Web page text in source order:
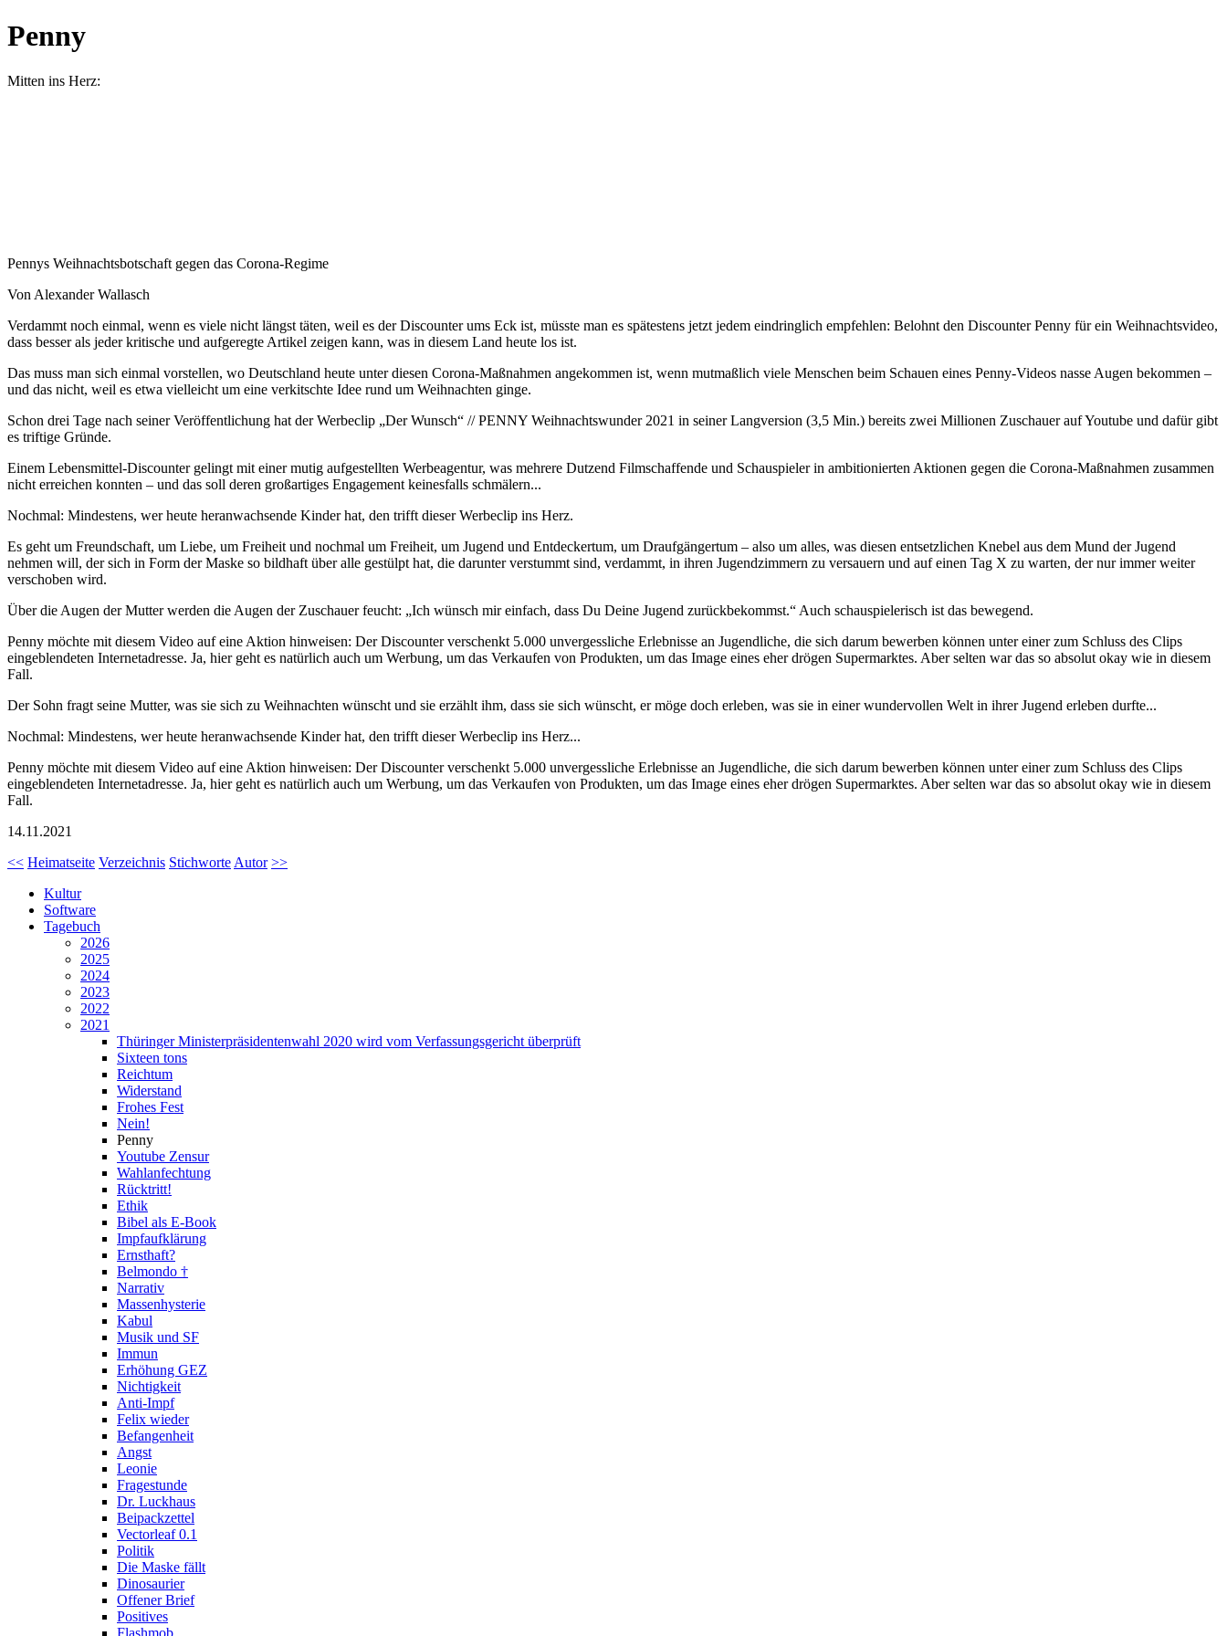
Penny
Mitten ins Herz:
Pennys Weihnachtsbotschaft gegen das Corona-Regime
Von Alexander Wallasch
Verdammt noch einmal, wenn es viele nicht längst täten, weil es der Discounter ums Eck ist, müsste man es spätestens jetzt jedem eindringlich empfehlen: Belohnt den Discounter Penny für ein Weihnachtsvideo,
dass besser als jeder kritische und aufgeregte Artikel zeigen kann, was in diesem Land heute los ist.
Das muss man sich einmal vorstellen, wo Deutschland heute unter diesen Corona-Maßnahmen angekommen ist, wenn mutmaßlich viele Menschen beim Schauen eines Penny-Videos nasse Augen bekommen –
und das nicht, weil es etwa vielleicht um eine verkitschte Idee rund um Weihnachten ginge.
Schon drei Tage nach seiner Veröffentlichung hat der Werbeclip „Der Wunsch“ // PENNY Weihnachtswunder 2021 in seiner Langversion (3,5 Min.) bereits zwei Millionen Zuschauer auf Youtube und dafür gibt
es triftige Gründe.
Einem Lebensmittel-Discounter gelingt mit einer mutig aufgestellten Werbeagentur, was mehrere Dutzend Filmschaffende und Schauspieler in ambitionierten Aktionen gegen die Corona-Maßnahmen zusammen
nicht erreichen konnten – und das soll deren großartiges Engagement keinesfalls schmälern...
Nochmal: Mindestens, wer heute heranwachsende Kinder hat, den trifft dieser Werbeclip ins Herz.
Es geht um Freundschaft, um Liebe, um Freiheit und nochmal um Freiheit, um Jugend und Entdeckertum, um Draufgängertum – also um alles, was diesen entsetzlichen Knebel aus dem Mund der Jugend
nehmen will, der sich in Form der Maske so bildhaft über alle gestülpt hat, die darunter verstummt sind, verdammt, in ihren Jugendzimmern zu versauern und auf einen Tag X zu warten, der nur immer weiter
verschoben wird.
Über die Augen der Mutter werden die Augen der Zuschauer feucht: „Ich wünsch mir einfach, dass Du Deine Jugend zurückbekommst.“ Auch schauspielerisch ist das bewegend.
Penny möchte mit diesem Video auf eine Aktion hinweisen: Der Discounter verschenkt 5.000 unvergessliche Erlebnisse an Jugendliche, die sich darum bewerben können unter einer zum Schluss des Clips
eingeblendeten Internetadresse. Ja, hier geht es natürlich auch um Werbung, um das Verkaufen von Produkten, um das Image eines eher drögen Supermarktes. Aber selten war das so absolut okay wie in diesem
Fall.
Der Sohn fragt seine Mutter, was sie sich zu Weihnachten wünscht und sie erzählt ihm, dass sie sich wünscht, er möge doch erleben, was sie in einer wundervollen Welt in ihrer Jugend erleben durfte...
Nochmal: Mindestens, wer heute heranwachsende Kinder hat, den trifft dieser Werbeclip ins Herz...
Penny möchte mit diesem Video auf eine Aktion hinweisen: Der Discounter verschenkt 5.000 unvergessliche Erlebnisse an Jugendliche, die sich darum bewerben können unter einer zum Schluss des Clips
eingeblendeten Internetadresse. Ja, hier geht es natürlich auch um Werbung, um das Verkaufen von Produkten, um das Image eines eher drögen Supermarktes. Aber selten war das so absolut okay wie in diesem
Fall.
14.11.2021
<< Heimatseite Verzeichnis Stichworte Autor >>
Kultur
Software
Tagebuch
2026
2025
2024
2023
2022
2021
Thüringer Ministerpräsidentenwahl 2020 wird vom Verfassungsgericht überprüft
Sixteen tons
Reichtum
Widerstand
Frohes Fest
Nein!
Penny
Youtube Zensur
Wahlanfechtung
Rücktritt!
Ethik
Bibel als E-Book
Impfaufklärung
Ernsthaft?
Belmondo †
Narrativ
Massenhysterie
Kabul
Musik und SF
Immun
Erhöhung GEZ
Nichtigkeit
Anti-Impf
Felix wieder
Befangenheit
Angst
Leonie
Fragestunde
Dr. Luckhaus
Beipackzettel
Vectorleaf 0.1
Politik
Die Maske fällt
Dinosaurier
Offener Brief
Positives
Flashmob